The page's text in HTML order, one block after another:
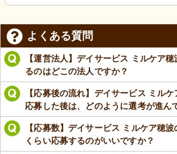
よくある質問
【運営法人】デイサービス ミルケア
るのはどこの法人ですか？
【応募後の流れ】デイサービス ミル
応募した後は、どのように選考が進ん
【応募数】デイサービス ミルケア穂
くらい応募するのがいいですか？